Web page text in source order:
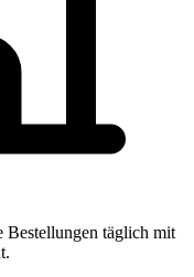
Bestellungen täglich mit